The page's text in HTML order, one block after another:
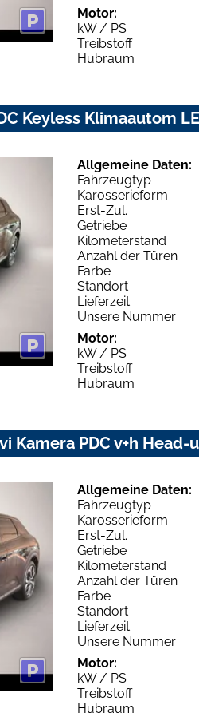
Motor:
kW / PS
Treibstoff
Hubraum
Keyless Klimaautom
Allgemeine Daten:
Fahrzeugtyp
Karosserieform
Erst-Zul.
Getriebe
Kilometerstand
Anzahl der Türen
Farbe
Standort
Lieferzeit
Unsere Nummer
Motor:
kW / PS
Treibstoff
Hubraum
Kamera PDC v+h Head-
Allgemeine Daten:
Fahrzeugtyp
Karosserieform
Erst-Zul.
Getriebe
Kilometerstand
Anzahl der Türen
Farbe
Standort
Lieferzeit
Unsere Nummer
Motor:
kW / PS
Treibstoff
Hubraum